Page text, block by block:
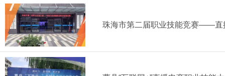
珠海市第二届职业技能竞赛——直